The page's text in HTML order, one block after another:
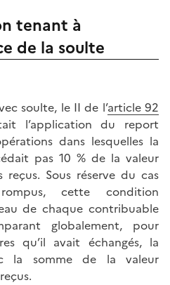
tenant à
de la soulte
soulte, le II de l’article 92
l’application du report
dans lesquelles la
pas 10 % de la valeur
Sous réserve du cas
cette condition
de chaque contribuable
globalement, pour
qu’il avait échangés, la
la somme de la valeur